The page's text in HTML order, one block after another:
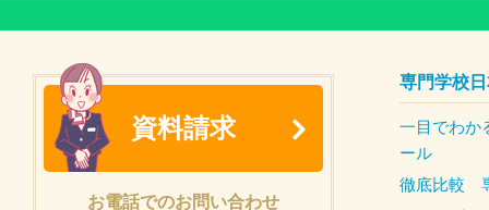
資料請求
お電話でのお問い合わせ
専門学校
一目でわか
ール
徹底比較